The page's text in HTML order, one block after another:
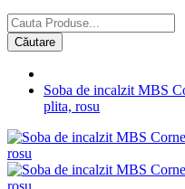
Căutare
Soba de incalzit MBS
plita, rosu